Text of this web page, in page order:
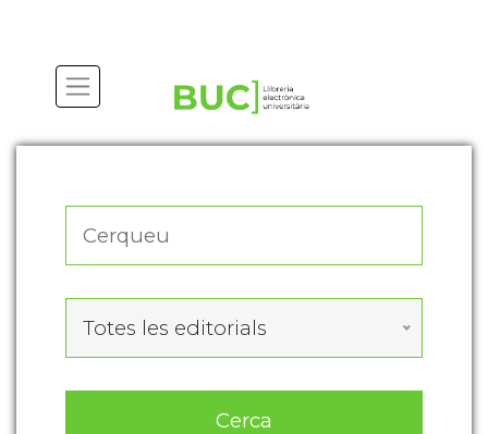
Totes les editorials
Cerca